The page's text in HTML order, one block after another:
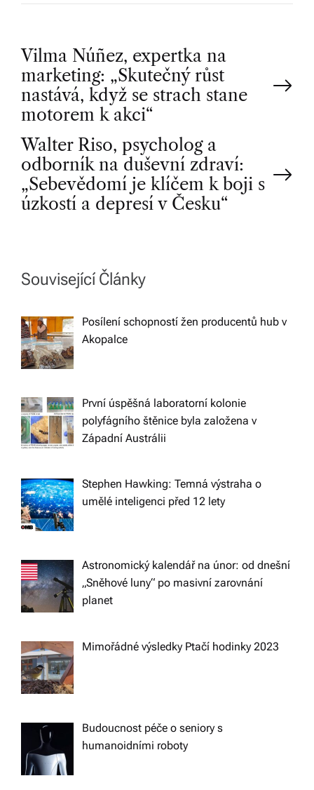
P
o
s
t
n
v
i
g
a
t
o
n
Vilma Núñez, expertka na
marketing: „Skutečný růst
nastává, když se strach stane
motorem k akci“
Walter Riso, psycholog a
odborník na duševní zdraví:
„Sebevědomí je klíčem k boji s
úzkostí a depresí v Česku“
Související Články
Posílení schopností žen producentů hub v
Akopalce
První úspěšná laboratorní kolonie
polyfágního štěnice byla založena v
Západní Austrálii
Stephen Hawking: Temná výstraha o
umělé inteligenci před 12 lety
Astronomický kalendář na únor: od dnešní
„Sněhové luny“ po masivní zarovnání
planet
Mimořádné výsledky Ptačí hodinky 2023
Budoucnost péče o seniory s
humanoidními roboty